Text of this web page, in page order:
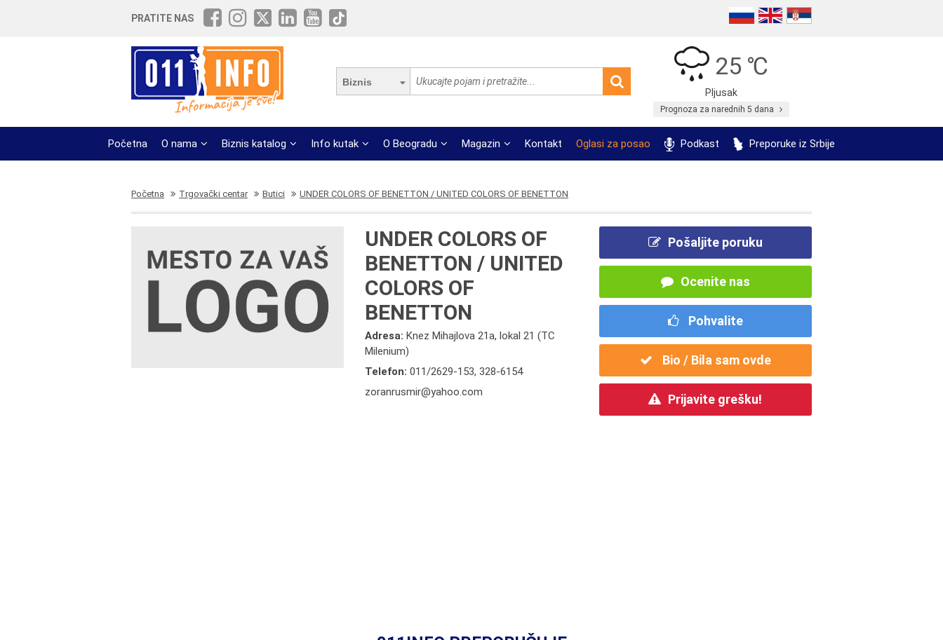
PRATITE NAS
Biznis
25 ℃
Pljusak
Prognoza za narednih 5 dana
Početna O nama Biznis katalog Info kutak O Beogradu Magazin Kontakt Oglasi za posao Podkast Preporuke iz Srbije
Početna Trgovački centar Butici UNDER COLORS OF BENETTON / UNITED COLORS OF BENETTON
UNDER COLORS OF
BENETTON / UNITED
COLORS OF
BENETTON
Adresa:Knez Mihajlova 21a, lokal 21 (TC
Milenium)
Telefon:011/2629-153,328-6154
zoranrusmir@yahoo.com
Pošaljite poruku
Ocenite nas
Pohvalite
Bio / Bila sam ovde
Prijavite grešku!